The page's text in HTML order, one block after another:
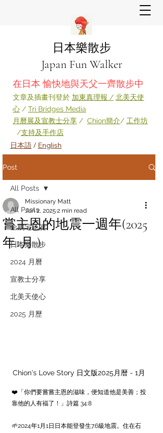
日本樂散步
Japan Fun Walker
在日本 愉快地與天父一齊散步中
​文章及插畫刊登於 加東真理報 / 北美天使
心 / Tri Bridges Media
月 曆展及宣教士分享 ​ / Chion簡介/ 工作坊
/支持及手作店
日本語 / English
Post
All Posts
企鵝宅急便
日本樂散步
2024 月曆
宣教士分享
北美天使心
2025 月歷
All Posts
嘗主恩的地震一週年(2025
年1月 )
Missionary Matt
Jun 2, 2025 2 min read
Chion's Love Story 日文版2025月暦 - 1月
❤️「你們要嘗嘗主恩的滋味，便知道他是美善；投
靠他的人有福了！」詩篇 34:8
🌱2024年1月1日日本能登發生7.6級地震。住在石